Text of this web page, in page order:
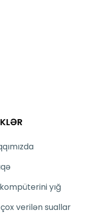
yığ
verilən suallar